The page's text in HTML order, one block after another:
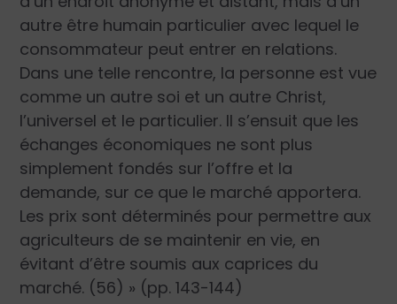
autre être humain particulier avec lequel le
consommateur peut entrer en relations.
Dans une telle rencontre, la personne est vue
comme un autre soi et un autre Christ,
l’universel et le particulier. Il s’ensuit que les
échanges économiques ne sont plus
simplement fondés sur l’offre et la
demande, sur ce que le marché apportera.
Les prix sont déterminés pour permettre aux
agriculteurs de se maintenir en vie, en
évitant d’être soumis aux caprices du
marché. (56) » (pp. 143-144)